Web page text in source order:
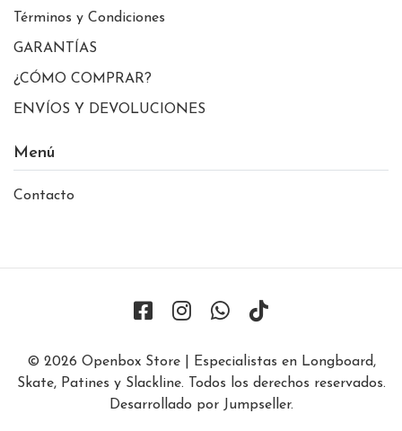
Términos y Condiciones
GARANTÍAS
¿CÓMO COMPRAR?
ENVÍOS Y DEVOLUCIONES
Menú
Contacto
© 2026 Openbox Store | Especialistas en Longboard,
Skate, Patines y Slackline. Todos los derechos reservados.
Desarrollado por Jumpseller.